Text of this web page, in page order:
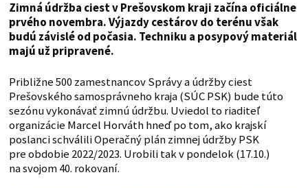
Zimná údržba ciest v Prešovskom kraji začína oficiálne
prvého novembra. Výjazdy cestárov do terénu však
budú závislé od počasia. Techniku a posypový materiál
majú už pripravené.
Približne 500 zamestnancov Správy a údržby ciest
Prešovského samosprávneho kraja (SÚC PSK) bude túto
sezónu vykonávať zimnú údržbu. Uviedol to riaditeľ
organizácie Marcel Horváth hneď po tom, ako krajskí
poslanci schválili Operačný plán zimnej údržby PSK
pre obdobie 2022/2023. Urobili tak v pondelok (17.10.)
na svojom 40. rokovaní.